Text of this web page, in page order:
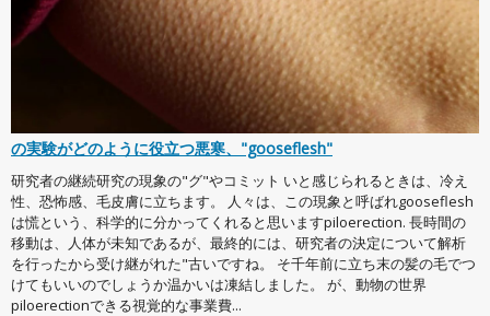
の実験がどのように役立つ悪寒、"gooseflesh"
研究者の継続研究の現象の"グ"やコミット いと感じられるときは、冷え
性、恐怖感、毛皮膚に立ちます。 人々は、この現象と呼ばれgooseflesh
は慌という、科学的に分かってくれると思いますpiloerection. 長時間の
移動は、人体が未知であるが、最終的には、研究者の決定について解析
を行ったから受け継がれた"古いですね。 そ千年前に立ち末の髪の毛でつ
けてもいいのでしょうか温かいは凍結しました。 が、動物の世界
piloerectionできる視覚的な事業費...